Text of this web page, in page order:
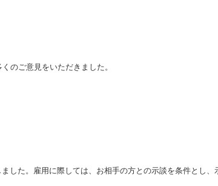
のご意見をいただきました。
した。雇用に際しては、お相手の方との示談を条件とし、